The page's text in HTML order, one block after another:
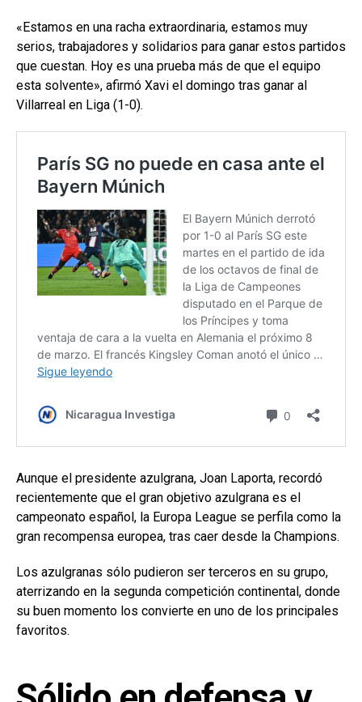
«Estamos en una racha extraordinaria, estamos muy
serios, trabajadores y solidarios para ganar estos partidos
que cuestan. Hoy es una prueba más de que el equipo
esta solvente», afirmó Xavi el domingo tras ganar al
Villarreal en Liga (1-0).
Aunque el presidente azulgrana, Joan Laporta, recordó
recientemente que el gran objetivo azulgrana es el
campeonato español, la Europa League se perfila como la
gran recompensa europea, tras caer desde la Champions.
Los azulgranas sólo pudieron ser terceros en su grupo,
aterrizando en la segunda competición continental, donde
su buen momento los convierte en uno de los principales
favoritos.